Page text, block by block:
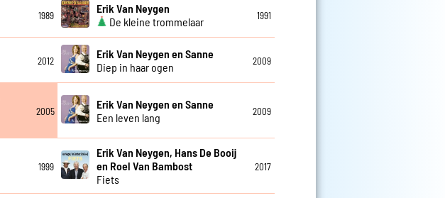
1989
Erik Van Neygen
De kleine trommelaar
1991
2012
Erik Van Neygen en Sanne
Diep in haar ogen
2009
2005
Erik Van Neygen en Sanne
Een leven lang
2009
1999
Erik Van Neygen, Hans De Booij
en Roel Van Bambost
Fiets
2017